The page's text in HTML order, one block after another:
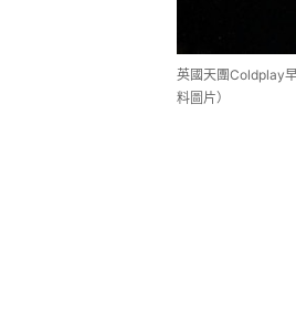
英國天團Coldplay
料圖片）